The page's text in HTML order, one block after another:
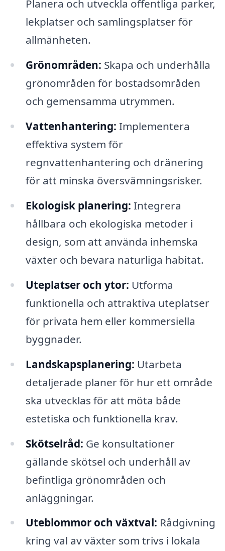
Planera och utveckla offentliga parker,
lekplatser och samlingsplatser för
allmänheten.
Grönområden: Skapa och underhålla
grönområden för bostadsområden
och gemensamma utrymmen.
Vattenhantering: Implementera
effektiva system för
regnvattenhantering och dränering
för att minska översvämningsrisker.
Ekologisk planering: Integrera
hållbara och ekologiska metoder i
design, som att använda inhemska
växter och bevara naturliga habitat.
Uteplatser och ytor: Utforma
funktionella och attraktiva uteplatser
för privata hem eller kommersiella
byggnader.
Landskapsplanering: Utarbeta
detaljerade planer för hur ett område
ska utvecklas för att möta både
estetiska och funktionella krav.
Skötselråd: Ge konsultationer
gällande skötsel och underhåll av
befintliga grönområden och
anläggningar.
Uteblommor och växtval: Rådgivning
kring val av växter som trivs i lokala